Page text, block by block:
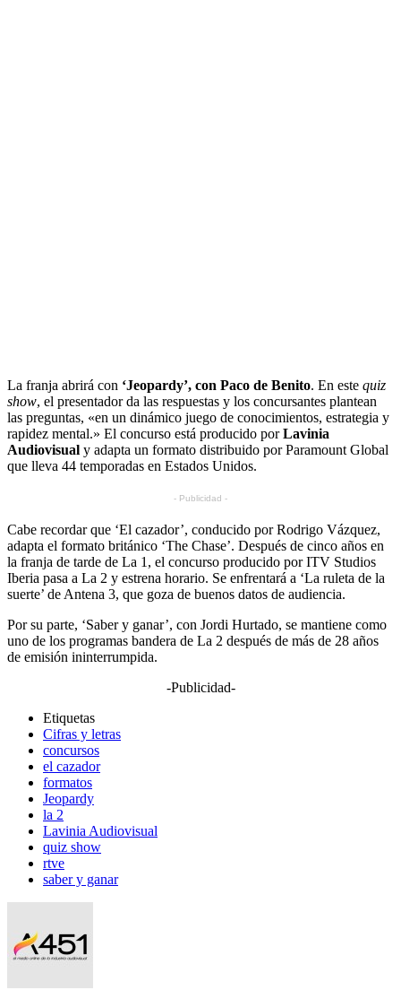
La franja abrirá con ‘Jeopardy’, con Paco de Benito. En este quiz
show, el presentador da las respuestas y los concursantes plantean
las preguntas, «en un dinámico juego de conocimientos, estrategia y
rapidez mental.» El concurso está producido porLavinia
Audiovisual y adapta un formato distribuido por Paramount Global
que lleva 44 temporadas en Estados Unidos.
- Publicidad -
Cabe recordar que ‘El cazador’, conducido por Rodrigo Vázquez,
adapta el formato británico ‘The Chase’. Después de cinco años en
la franja de tarde de La 1, el concurso producido por ITV Studios
Iberia pasa a La 2 y estrena horario. Se enfrentará a ‘La ruleta de la
suerte’ de Antena 3, que goza de buenos datos de audiencia.
Por su parte, ‘Saber y ganar’, con Jordi Hurtado, se mantiene como
uno de los programas bandera de La 2 después de más de 28 años
de emisión ininterrumpida.
-Publicidad-
Etiquetas
Cifras y letras
concursos
el cazador
formatos
Jeopardy
la 2
Lavinia Audiovisual
quiz show
rtve
saber y ganar